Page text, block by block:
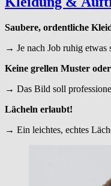
Saubere, ordentliche
→ Je nach Job ruhig etwas
Keine grellen Muster
→ Das Bild soll
Lächeln erlaubt!
→ Ein leichtes, echtes